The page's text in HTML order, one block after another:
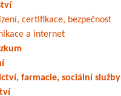
certifikace, bezpečnost
a internet
farmacie, sociální služby